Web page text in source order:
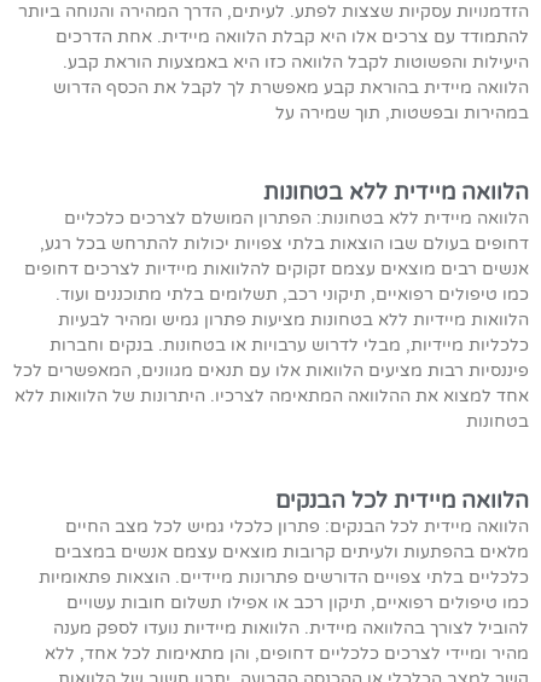
הזדמנויות עסקיות שצצות לפתע. לעיתים, הדרך המהירה והנוחה ביותר
להתמודד עם צרכים אלו היא קבלת הלוואה מיידית. אחת הדרכים
היעילות והפשוטות לקבל הלוואה כזו היא באמצעות הוראת קבע.
הלוואה מיידית בהוראת קבע מאפשרת לך לקבל את הכסף הדרוש
במהירות ובפשטות, תוך שמירה על
הלוואה מיידית ללא בטחונות
הלוואה מיידית ללא בטחונות: הפתרון המושלם לצרכים כלכליים
דחופים בעולם שבו הוצאות בלתי צפויות יכולות להתרחש בכל רגע,
אנשים רבים מוצאים עצמם זקוקים להלוואות מיידיות לצרכים דחופים
כמו טיפולים רפואיים, תיקוני רכב, תשלומים בלתי מתוכננים ועוד.
הלוואות מיידיות ללא בטחונות מציעות פתרון גמיש ומהיר לבעיות
כלכליות מיידיות, מבלי לדרוש ערבויות או בטחונות. בנקים וחברות
פיננסיות רבות מציעים הלוואות אלו עם תנאים מגוונים, המאפשרים לכל
אחד למצוא את ההלוואה המתאימה לצרכיו. היתרונות של הלוואות ללא
בטחונות
הלוואה מיידית לכל הבנקים
הלוואה מיידית לכל הבנקים: פתרון כלכלי גמיש לכל מצב החיים
מלאים בהפתעות ולעיתים קרובות מוצאים עצמם אנשים במצבים
כלכליים בלתי צפויים הדורשים פתרונות מיידיים. הוצאות פתאומיות
כמו טיפולים רפואיים, תיקון רכב או אפילו תשלום חובות עשויים
להוביל לצורך בהלוואה מיידית. הלוואות מיידיות נועדו לספק מענה
מהיר ומיידי לצרכים כלכליים דחופים, והן מתאימות לכל אחד, ללא